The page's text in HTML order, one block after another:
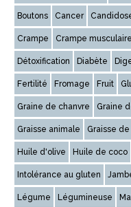
Boutons Cancer
Crampe Crampe musculaire
Détoxification Diabète
Fertilité Fromage Fruit
Graine de chanvre Graine
Graisse animale Graisse
Huile d'olive Huile de coco
Intolérance au gluten
Légume Légumineuse